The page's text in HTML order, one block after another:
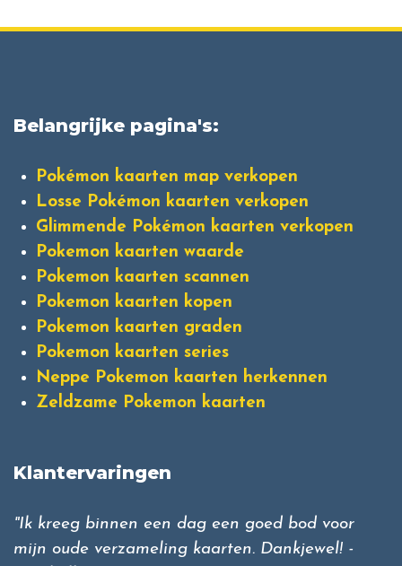
Belangrijke pagina's:
Pokémon kaarten map verkopen
Losse Pokémon kaarten verkopen
Glimmende Pokémon kaarten verkopen
Pokemon kaarten waarde
Pokemon kaarten scannen
Pokemon kaarten kopen
Pokemon kaarten graden
Pokemon kaarten series
Neppe Pokemon kaarten herkennen
Zeldzame Pokemon kaarten
Klantervaringen
"Ik kreeg binnen een dag een goed bod voor
mijn oude verzameling kaarten. Dankjewel! -